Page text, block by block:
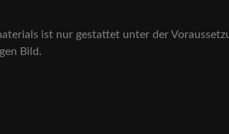
ist nur gestattet unter der
Bild.